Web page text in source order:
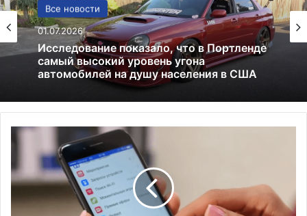
Все новости
01.07.2026
Исследование показало, что в Портленде
самый высокий уровень угона
автомобилей на душу населения в США
Лекарства и аптеки
05.05.2026
Глицин — это фейк или реальное
средство
o